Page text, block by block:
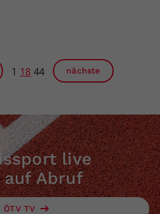
1 18 44 nächste
live
auf Abruf
ÖTV TV